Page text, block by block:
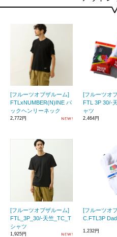
[フルーツオブザルーム]
FTLxNUMBER(N)INE パ
ックヘンリーネック
2,772円
[フルーツオ
FTL 3P 30/-
ャツ
2,464円
[フルーツオブザルーム]
FTL_3P_30/-天竺_TC_T
シャツ
1,925円
[フルーツオ
C.FTL3P
1,232円